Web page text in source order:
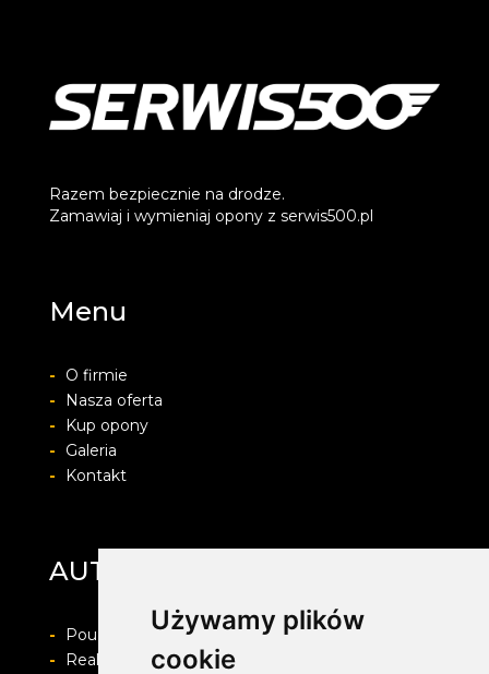
Używamy plików
cookie
Razem bezpiecznie na drodze.
Zamawiaj i wymieniaj opony z serwis500.pl
Menu
-
O firmie
-
Nasza oferta
-
Kup opony
-
Galeria
-
Kontakt
AUTO-PROTECT
-
Pouczenie o prawie do odstapienia od umowy
-
Realizacja zamówienia i formy płatności